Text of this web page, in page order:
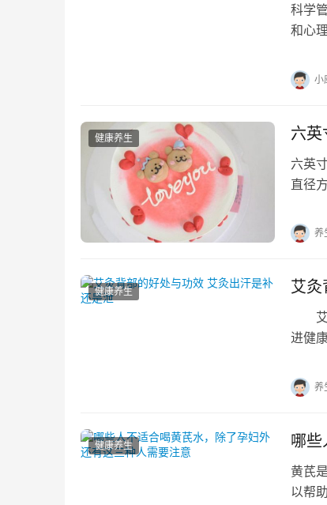
科学
和心
小
健康养生 六英
六英
直径
养
健康养生 艾灸
艾
进健
养
健康养生 哪些
黄芪
以帮